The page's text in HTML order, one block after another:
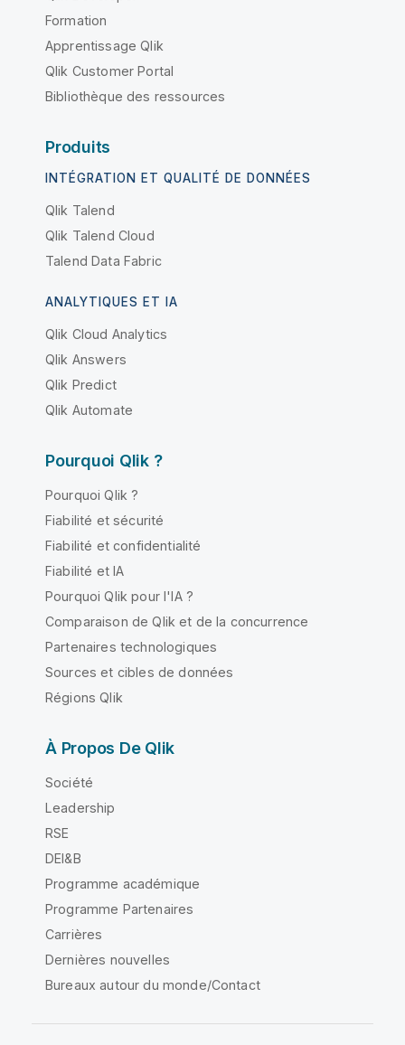
Formation
Apprentissage Qlik
Qlik Customer Portal
Bibliothèque des ressources
Produits
INTÉGRATION ET QUALITÉ DE DONNÉES
Qlik Talend
Qlik Talend Cloud
Talend Data Fabric
ANALYTIQUES ET IA
Qlik Cloud Analytics
Qlik Answers
Qlik Predict
Qlik Automate
Pourquoi Qlik ?
Pourquoi Qlik ?
Fiabilité et sécurité
Fiabilité et confidentialité
Fiabilité et IA
Pourquoi Qlik pour l'IA ?
Comparaison de Qlik et de la concurrence
Partenaires technologiques
Sources et cibles de données
Régions Qlik
À Propos De Qlik
Société
Leadership
RSE
DEI&B
Programme académique
Programme Partenaires
Carrières
Dernières nouvelles
Bureaux autour du monde/Contact